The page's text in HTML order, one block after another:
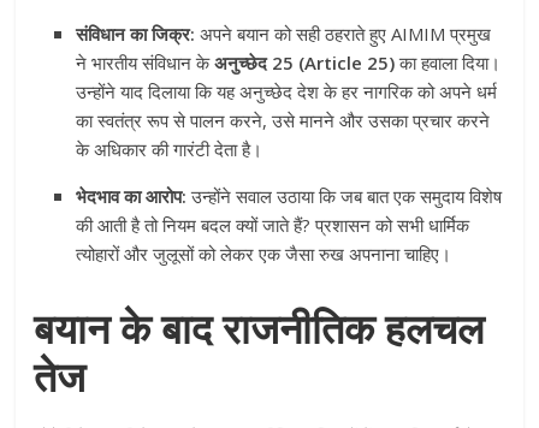
संविधान का जिक्र: अपने बयान को सही ठहराते हुए AIMIM प्रमुख
ने भारतीय संविधान केअनुच्छेद 25 (Article 25)का हवाला दिया।
उन्होंने याद दिलाया कि यह अनुच्छेद देश के हर नागरिक को अपने धर्म
का स्वतंत्र रूप से पालन करने, उसे मानने और उसका प्रचार करने
के अधिकार की गारंटी देता है।
भेदभाव का आरोप: उन्होंने सवाल उठाया कि जब बात एक समुदाय विशेष
की आती है तो नियम बदल क्यों जाते हैं? प्रशासन को सभी धार्मिक
त्योहारों और जुलूसों को लेकर एक जैसा रुख अपनाना चाहिए।
बयान के बाद राजनीतिक हलचल
तेज